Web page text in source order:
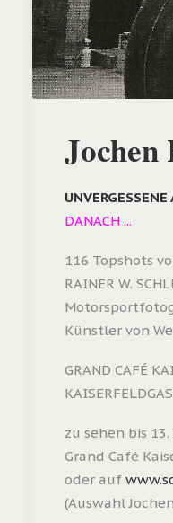
DANACH ...
116 Topshots
RAINER W.
Künstler von
GRAND CAFÉ
zu sehen bis
Grand Café
oder auf
(Auswahl